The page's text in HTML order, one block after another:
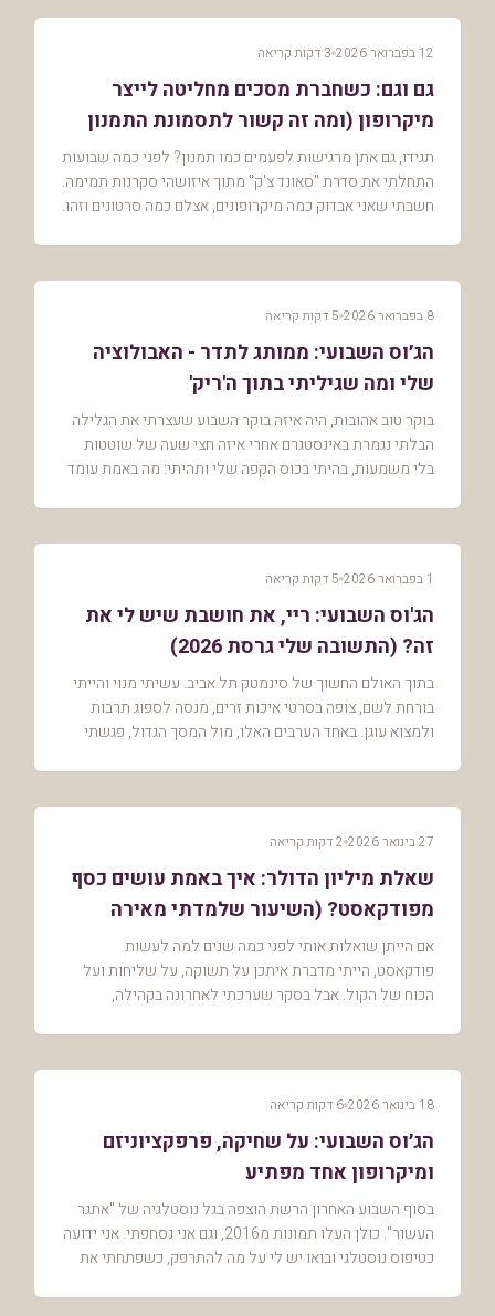
12 בפברואר 2026 3 דקות קריאה
גם וגם: כשחברת מסכים מחליטה לייצר
מיקרופון (ומה זה קשור לתסמונת התמנון
שלי?)
תגידו, גם אתן מרגישות לפעמים כמו תמנון? לפני כמה שבועות
התחלתי את סדרת "סאונד צ'ק" מתוך איזושהי סקרנות תמימה.
חשבתי שאני אבדוק כמה מיקרופונים, אצלם כמה סרטונים וזהו.
8 בפברואר 2026 5 דקות קריאה
הג׳וס השבועי: ממותג לתדר - האבולוציה
שלי ומה שגיליתי בתוך ה'ריק'
בוקר טוב אהובות, היה איזה בוקר השבוע שעצרתי את הגלילה
הבלתי נגמרת באינסטגרם אחרי איזה חצי שעה של שוטטות
בלי משמעות, בהיתי בכוס הקפה שלי ותהיתי: מה באמת עומד
1 בפברואר 2026 5 דקות קריאה
הג'וס השבועי: ריי, את חושבת שיש לי את
זה? (התשובה שלי גרסת 2026)
בתוך האולם החשוך של סינמטק תל אביב. עשיתי מנוי והייתי
בורחת לשם, צופה בסרטי איכות זרים, מנסה לספוג תרבות
ולמצוא עוגן. באחד הערבים האלו, מול המסך הגדול, פגשתי
27 בינואר 2026 2 דקות קריאה
שאלת מיליון הדולר: איך באמת עושים כסף
מפודקאסט? (השיעור שלמדתי מאירה
שוסטר)
אם הייתן שואלות אותי לפני כמה שנים למה לעשות
פודקאסט, הייתי מדברת איתכן על תשוקה, על שליחות ועל
הכוח של הקול. אבל בסקר שערכתי לאחרונה בקהילה,
18 בינואר 2026 6 דקות קריאה
הג׳וס השבועי: על שחיקה, פרפקציוניזם
ומיקרופון אחד מפתיע
בסוף השבוע האחרון הרשת הוצפה בגל נוסטלגיה של "אתגר
העשור". כולן העלו תמונות מ2016, וגם אני נסחפתי. אני ידועה
כטיפוס נוסטלגי ובואו יש לי על מה להתרפק, כשפתחתי את